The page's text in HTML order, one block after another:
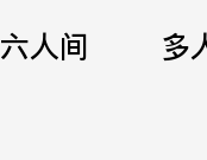
六人间
多